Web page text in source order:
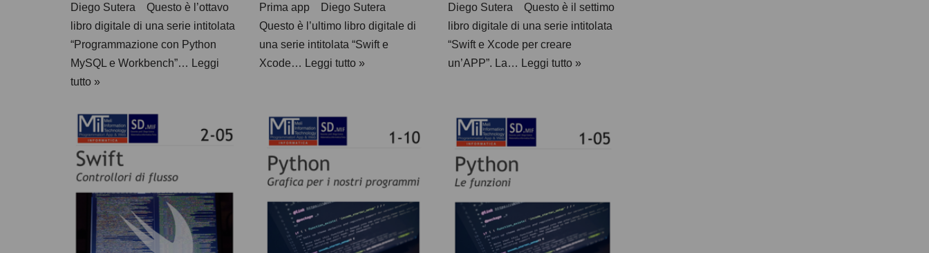
Diego Sutera Questo è l’ottavo
libro digitale di una serie intitolata
“Programmazione con Python
MySQL e Workbench”… Leggi
tutto »
Prima app Diego Sutera
Questo è l’ultimo libro digitale di
una serie intitolata “Swift e
Xcode… Leggi tutto »
Diego Sutera Questo è il settimo
libro digitale di una serie intitolata
“Swift e Xcode per creare
un’APP”. La… Leggi tutto »